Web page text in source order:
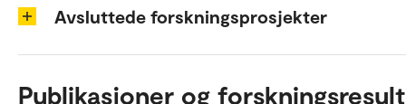
Avsluttede forskningsprosjekter
Publikasjoner og